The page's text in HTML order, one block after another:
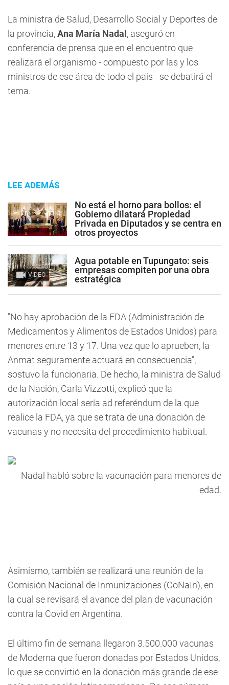
La ministra de Salud, Desarrollo Social y Deportes de
la provincia,Ana María Nadal , aseguró en
conferencia de prensa que en el encuentro que
realizará el organismo - compuesto por las y los
ministros de ese área de todo el país - se debatirá el
tema.
LEE ADEMÁS
No está el horno para bollos: el
Gobierno dilatará Propiedad
Privada en Diputados y se centra en
otros proyectos
VIDEO
Agua potable en Tupungato: seis
empresas compiten por una obra
estratégica
"No hay aprobación de la FDA (Administración de
Medicamentos y Alimentos de Estados Unidos) para
menores entre 13 y 17. Una vez que lo aprueben, la
Anmat seguramente actuará en consecuencia",
sostuvo la funcionaria. De hecho, la ministra de Salud
de la Nación, Carla Vizzotti, explicó que la
autorización local sería ad referéndum de la que
realice la FDA, ya que se trata de una donación de
vacunas y no necesita del procedimiento habitual.
Nadal habló sobre la vacunación para menores de
edad.
Asimismo, también se realizará una reunión de la
Comisión Nacional de Inmunizaciones (CoNaIn), en
la cual se revisará el avance del plan de vacunación
contra la Covid en Argentina.
El último fin de semana llegaron 3.500.000 vacunas
de Moderna que fueron donadas por Estados Unidos,
lo que se convirtió en la donación más grande de ese